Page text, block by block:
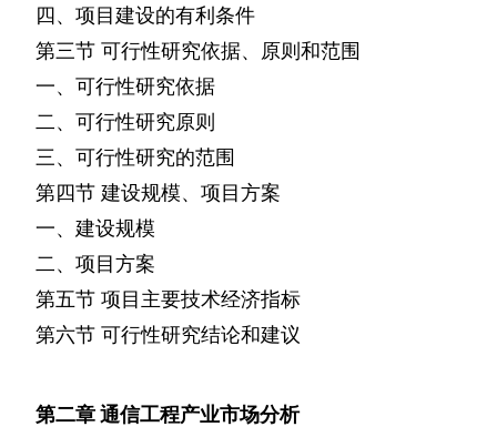
四、项目建设的有利条件
第三节 可行性研究依据、原则和范围
一、可行性研究依据
二、可行性研究原则
三、可行性研究的范围
第四节 建设规模、项目方案
一、建设规模
二、项目方案
第五节 项目主要技术经济指标
第六节 可行性研究结论和建议
第二章通信工程产业市场分析